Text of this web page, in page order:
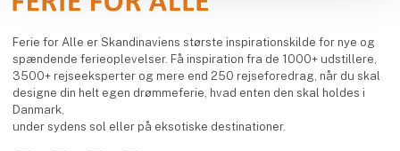
Ferie for Alle er Skandinaviens største inspirationskilde for nye og
spændende ferieoplevelser. Få inspiration fra de 1000+ udstillere,
3500+ rejseeksperter og mere end 250 rejseforedrag, når du skal
designe din helt egen drømmeferie, hvad enten den skal holdes i
Danmark,
under sydens sol eller på eksotiske destinationer.